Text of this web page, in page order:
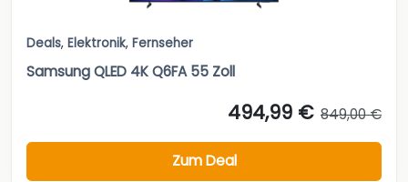
Deals, Elektronik, Fernseher
Samsung QLED 4K Q6FA 55 Zoll
494,99 € 849,00 €
Zum Deal